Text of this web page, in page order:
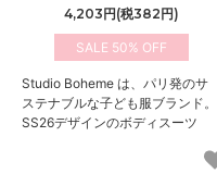
4,203円(税382円)
50%
Studio Boheme は、パリ発のサ
ステナブルな子ども服ブランド。
SS26デザインのボディスーツ